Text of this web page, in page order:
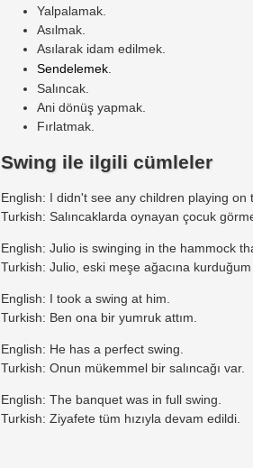
Yalpalamak.
Asılmak.
Asılarak idam edilmek.
Sendelemek
Salıncak.
Ani dönüş yapmak.
Fırlatmak.
Swing ile ilgili cümleler
English: I didn't see any children playing on
Turkish: Salıncaklarda oynayan çocuk
English: Julio is swinging in the hammock
Turkish: Julio, eski meşe ağacına kurduğum
English: I took a swing at him.
Turkish: Ben ona bir yumruk attım.
English: He has a perfect swing.
Turkish: Onun mükemmel bir salıncağı var.
English: The banquet was in full swing.
Turkish: Ziyafete tüm hızıyla devam edildi.